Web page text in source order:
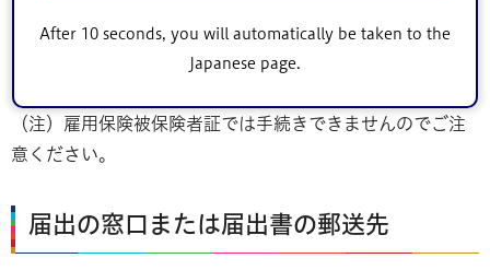
After 10 seconds, you will automatically be taken to the
Japanese page.
とができます。（注）扶養家族がいない方は、退職証明
書や離職票などでも届出できます。
（注）雇用保険被保険者証では手続きできませんのでご注
意ください。
届出の窓口または届出書の郵送先